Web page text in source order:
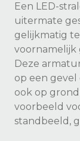
Een LED-
uitermate
gelijkmatig
Deze
op een
ook op
voorbeeld
standbeeld,